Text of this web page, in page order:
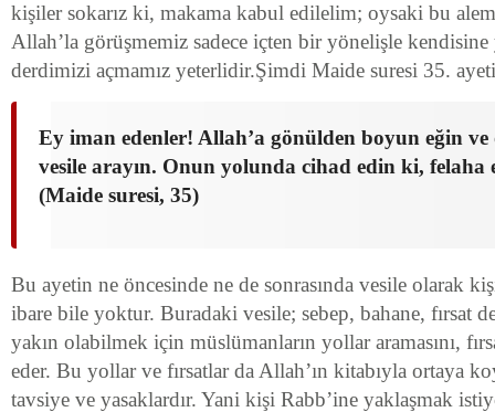
kişiler sokarız ki, makama kabul edilelim; oysaki bu
Allah’la görüşmemiz sadece içten bir yönelişle
derdimizi açmamız yeterlidir.Şimdi Maide suresi 35.
Ey iman edenler! Allah’a gönülden boyun eğin
vesile arayın. Onun yolunda cihad edin ki, felaha
(Maide suresi, 35)
Bu ayetin ne öncesinde ne de sonrasında vesile olarak
ibare bile yoktur. Buradaki vesile; sebep, bahane, fırsat
yakın olabilmek için müslümanların yollar aramasını,
eder. Bu yollar ve fırsatlar da Allah’ın kitabıyla ortaya
tavsiye ve yasaklardır. Yani kişi Rabb’ine yaklaşmak